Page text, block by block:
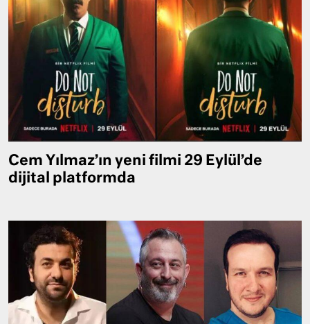
Cem Yılmaz’ın yeni filmi 29 Eylül’de
dijital platformda